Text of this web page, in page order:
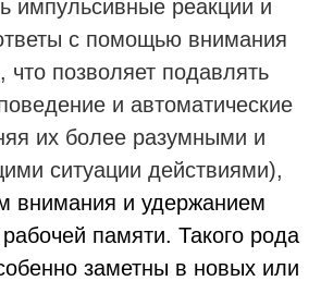
импульсивные реакции и
с помощью внимания
что позволяет подавлять
и автоматические
их более разумными и
ситуации действиями),
внимания и удержанием
памяти. Такого рода
заметны в новых или